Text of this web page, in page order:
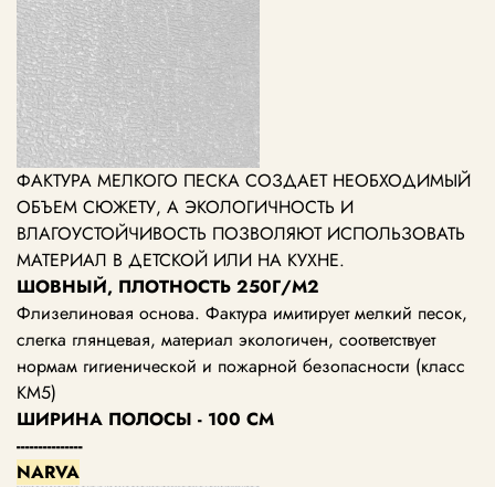
ФАКТУРА МЕЛКОГО ПЕСКА СОЗДАЕТ НЕОБХОДИМЫЙ
ОБЪЕМ СЮЖЕТУ, А ЭКОЛОГИЧНОСТЬ И
ВЛАГОУСТОЙЧИВОСТЬ ПОЗВОЛЯЮТ ИСПОЛЬЗОВАТЬ
МАТЕРИАЛ В ДЕТСКОЙ ИЛИ НА КУХНЕ.
ШОВНЫЙ, ПЛОТНОСТЬ 250Г/М2
Флизелиновая основа. Фактура имитирует мелкий песок,
слегка глянцевая, материал экологичен, соответствует
нормам гигиенической и пожарной безопасности (класс
КМ5)
ШИРИНА ПОЛОСЫ - 100 СМ
---------------
NARVA